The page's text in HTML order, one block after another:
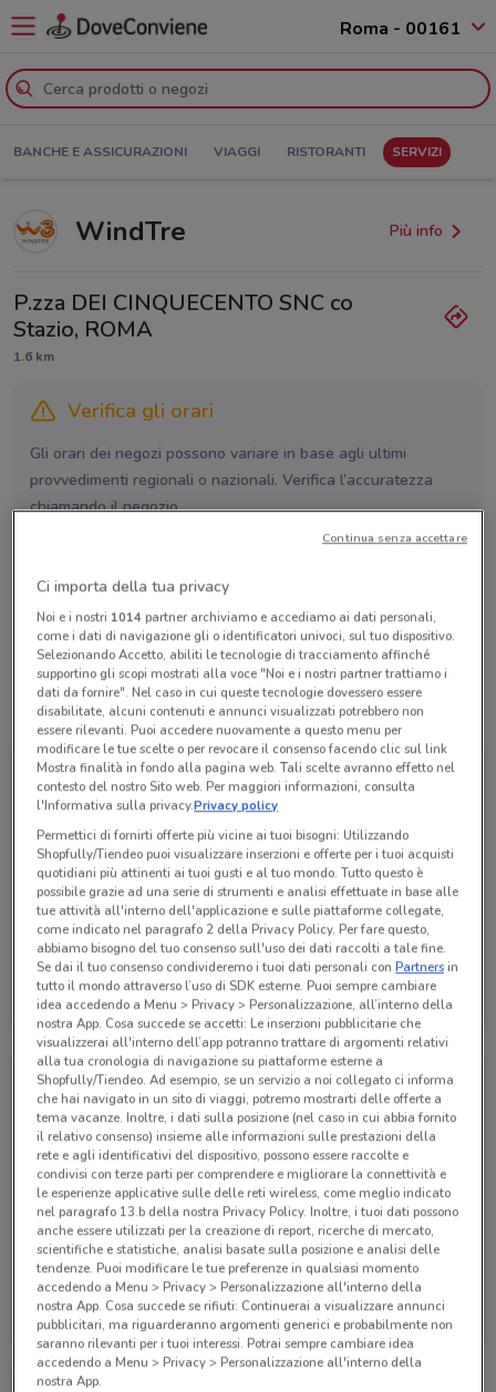
Roma - 00161
BANCHE E ASSICURAZIONI VIAGGI RISTORANTI SERVIZI
WindTre Più info
P.zza DEI CINQUECENTO SNC co
Stazio, ROMA
1.6 km
Verifica gli orari
Gli orari dei negozi possono variare in base agli ultimi
provvedimenti regionali o nazionali. Verifica l’accuratezza
chiamando il negozio.
Lunedì
Martedì
Mercoledì
Giovedì
Venerdì
Sabato
Domenica n.d.
Lazio
Tutte le promozioni di questo negozio
WindTre
Scade il 25/09 528 m
WindTre
Scade il 20/09 528 m
-1 GIORNO
WindTre
Scade domani 528 m
Ci importa della tua privacy
Noi e i nostri 1014partner archiviamo e accediamo ai dati personali,
come i dati di navigazione gli o identificatori univoci, sul tuo dispositivo.
Selezionando Accetto, abiliti le tecnologie di tracciamento affinché
supportino gli scopi mostrati alla voce "Noi e i nostri partner trattiamo i
dati da fornire". Nel caso in cui queste tecnologie dovessero essere
disabilitate, alcuni contenuti e annunci visualizzati potrebbero non
essere rilevanti. Puoi accedere nuovamente a questo menu per
modificare le tue scelte o per revocare il consenso facendo clic sul link
Mostra finalità in fondo alla pagina web. Tali scelte avranno effetto nel
contesto del nostro Sito web. Per maggiori informazioni, consulta
l'Informativa sulla privacy.Privacy policy
Permettici di fornirti offerte più vicine ai tuoi bisogni: Utilizzando
Shopfully/Tiendeo puoi visualizzare inserzioni e offerte per i tuoi acquisti
quotidiani più attinenti ai tuoi gusti e al tuo mondo. Tutto questo è
possibile grazie ad una serie di strumenti e analisi effettuate in base alle
tue attività all'interno dell'applicazione e sulle piattaforme collegate,
come indicato nel paragrafo 2 della Privacy Policy. Per fare questo,
abbiamo bisogno del tuo consenso sull'uso dei dati raccolti a tale fine.
Se dai il tuo consenso condivideremo i tuoi dati personali conPartnersin
tutto il mondo attraverso l’uso di SDK esterne. Puoi sempre cambiare
idea accedendo a Menu > Privacy > Personalizzazione, all’interno della
nostra App. Cosa succede se accetti: Le inserzioni pubblicitarie che
visualizzerai all'interno dell’app potranno trattare di argomenti relativi
alla tua cronologia di navigazione su piattaforme esterne a
Shopfully/Tiendeo. Ad esempio, se un servizio a noi collegato ci informa
che hai navigato in un sito di viaggi, potremo mostrarti delle offerte a
tema vacanze. Inoltre, i dati sulla posizione (nel caso in cui abbia fornito
il relativo consenso) insieme alle informazioni sulle prestazioni della
rete e agli identificativi del dispositivo, possono essere raccolte e
condivisi con terze parti per comprendere e migliorare la connettività e
le esperienze applicative sulle delle reti wireless, come meglio indicato
nel paragrafo 13.b della nostra Privacy Policy. Inoltre, i tuoi dati possono
anche essere utilizzati per la creazione di report, ricerche di mercato,
scientifiche e statistiche, analisi basate sulla posizione e analisi delle
tendenze. Puoi modificare le tue preferenze in qualsiasi momento
accedendo a Menu > Privacy > Personalizzazione all'interno della
nostra App. Cosa succede se rifiuti: Continuerai a visualizzare annunci
pubblicitari, ma riguarderanno argomenti generici e probabilmente non
saranno rilevanti per i tuoi interessi. Potrai sempre cambiare idea
accedendo a Menu > Privacy > Personalizzazione all'interno della
nostra App.
Continua senza accettare